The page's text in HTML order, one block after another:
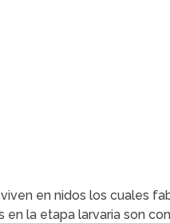
en nidos los cuales
la etapa larvaria son